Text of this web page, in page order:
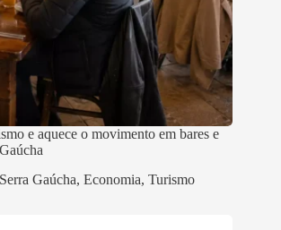
e aquece o movimento em bares e
Serra Gaúcha, Economia, Turismo